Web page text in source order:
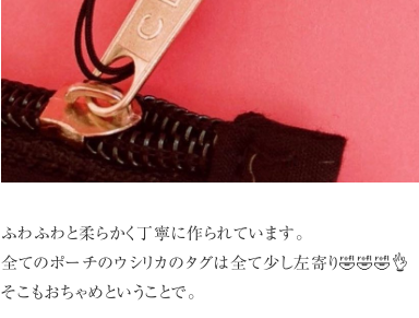
ふわふわと柔らかく丁寧に作られています。
全てのポーチのウシリカのタグは全て少し左寄り🤣🤣🤣👌
そこもおちゃめということで。